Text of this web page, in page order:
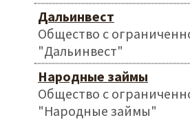
Дальинвест
Общество с
"Дальинвест"
Народные займы
Общество с
"Народные займы"